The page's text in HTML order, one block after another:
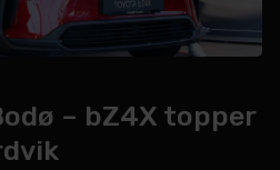
– bZ4X topper